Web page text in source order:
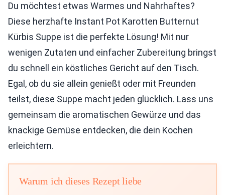
Du möchtest etwas Warmes und Nahrhaftes?
Diese herzhafte Instant Pot Karotten Butternut
Kürbis Suppe ist die perfekte Lösung! Mit nur
wenigen Zutaten und einfacher Zubereitung bringst
du schnell ein köstliches Gericht auf den Tisch.
Egal, ob du sie allein genießt oder mit Freunden
teilst, diese Suppe macht jeden glücklich. Lass uns
gemeinsam die aromatischen Gewürze und das
knackige Gemüse entdecken, die dein Kochen
erleichtern.
Warum ich dieses Rezept liebe